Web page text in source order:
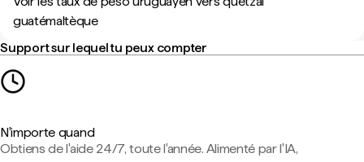
guatémaltèque
Support sur lequel tu peux compter
N'importe quand
Obtiens de l'aide 24/7, toute l'année. Alimenté par l'IA,